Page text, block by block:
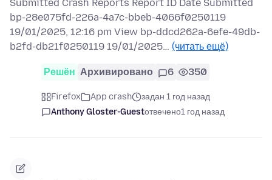
Submitted Crash Reports Report ID Date Submitted
bp-28e075fd-226a-4a7c-bbeb-4066f0250119
19/01/2025, 12:16 pm View bp-ddcd262a-6efe-49db-
b2fd-db21f0250119 19/01/2025… (читать ещё)
Решён Архивировано 6 350
Firefox App crash
задан 1 год назад
Anthony Gloster-Guestотвечено1 год назад